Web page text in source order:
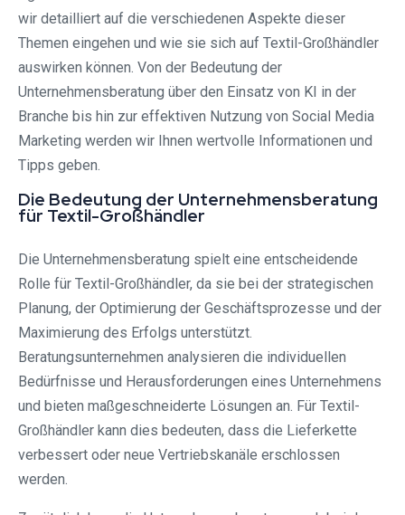
wir detailliert auf die verschiedenen Aspekte dieser
Themen eingehen und wie sie sich auf Textil-Großhändler
auswirken können. Von der Bedeutung der
Unternehmensberatung über den Einsatz von KI in der
Branche bis hin zur effektiven Nutzung von Social Media
Marketing werden wir Ihnen wertvolle Informationen und
Tipps geben.
Die Bedeutung der Unternehmensberatung
für Textil-Großhändler
Die Unternehmensberatung spielt eine entscheidende
Rolle für Textil-Großhändler, da sie bei der strategischen
Planung, der Optimierung der Geschäftsprozesse und der
Maximierung des Erfolgs unterstützt.
Beratungsunternehmen analysieren die individuellen
Bedürfnisse und Herausforderungen eines Unternehmens
und bieten maßgeschneiderte Lösungen an. Für Textil-
Großhändler kann dies bedeuten, dass die Lieferkette
verbessert oder neue Vertriebskanäle erschlossen
werden.